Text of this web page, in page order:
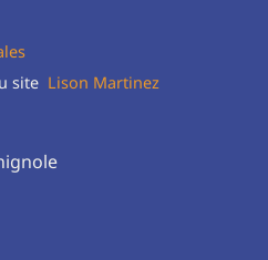
site Lison Martinez